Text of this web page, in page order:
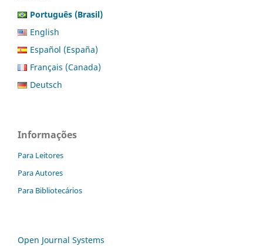
Português (Brasil)
English
Español (España)
Français (Canada)
Deutsch
Informações
Para Leitores
Para Autores
Para Bibliotecários
Open Journal Systems